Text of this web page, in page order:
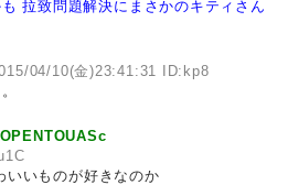
拉致問題解決にまさかのキティさん
04/10(金)23:41:31 ID:kp8
いいものが好きなのか